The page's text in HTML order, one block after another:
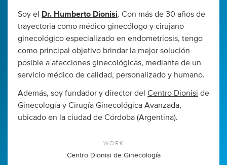
Soy el Dr. Humberto Dionisi. Con más de 30 años de
trayectoria como médico ginecólogo y cirujano
ginecológico especializado en endometriosis, tengo
como principal objetivo brindar la mejor solución
posible a afecciones ginecológicas, mediante de un
servicio médico de calidad, personalizado y humano.
Además, soy fundador y director del Centro Dionisi de
Ginecología y Cirugía Ginecológica Avanzada,
ubicado en la ciudad de Córdoba (Argentina).
WORK
Centro Dionisi de Ginecología